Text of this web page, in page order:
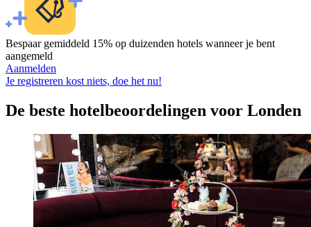
Bespaar gemiddeld 15% op duizenden hotels wanneer je bent
aangemeld
Aanmelden
Je registreren kost niets, doe het nu!
De beste hotelbeoordelingen voor Londen